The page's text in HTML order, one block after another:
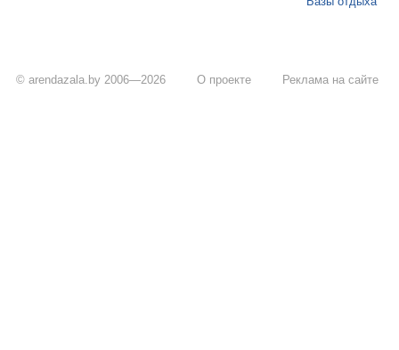
© arendazala.by 2006—2026 О проекте Реклама на сайте